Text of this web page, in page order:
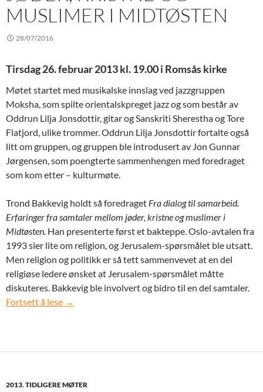
MUSLIMER I MIDTØSTEN
28/07/2016
Tirsdag 26. februar 2013 kl. 19.00 i Romsås kirke
Møtet startet med musikalske innslag ved jazzgruppen
Moksha, som spilte orientalskpreget jazz og som består av
Oddrun Lilja Jonsdottir, gitar og Sanskriti Sherestha og Tore
Flatjord, ulike trommer. Oddrun Lilja Jonsdottir fortalte også
litt om gruppen, og gruppen ble introdusert av Jon Gunnar
Jørgensen, som poengterte sammenhengen med foredraget
som kom etter – kulturmøte.
Trond Bakkevig holdt så foredraget Fra dialog til samarbeid.
Erfaringer fra samtaler mellom jøder, kristne og muslimer i
Midtøsten. Han presenterte først et bakteppe. Oslo-avtalen fra
1993 sier lite om religion, og Jerusalem-spørsmålet ble utsatt.
Men religion og politikk er så tett sammenvevet at en del
religiøse ledere ønsket at Jerusalem-spørsmålet måtte
diskuteres. Bakkevig ble involvert og bidro til en del samtaler.
Fortsett å lese Tirsdag 26. februar 2013: Fra dialog til
→
2013,TIDLIGERE MØTER